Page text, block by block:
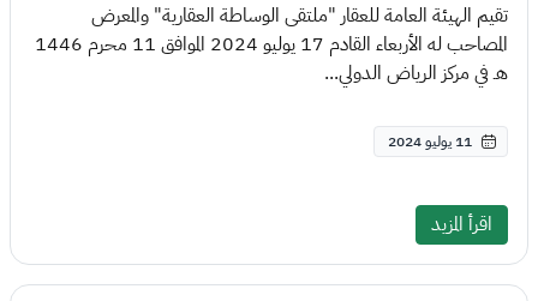
تقيم الهيئة العامة للعقار "ملتقى الوساطة العقارية" والمعرض
المصاحب له الأربعاء القادم 17 يوليو 2024 الموافق 11 محرم 1446
هـ في مركز الرياض الدولي...
11 يوليو 2024
اقرأ المزيد